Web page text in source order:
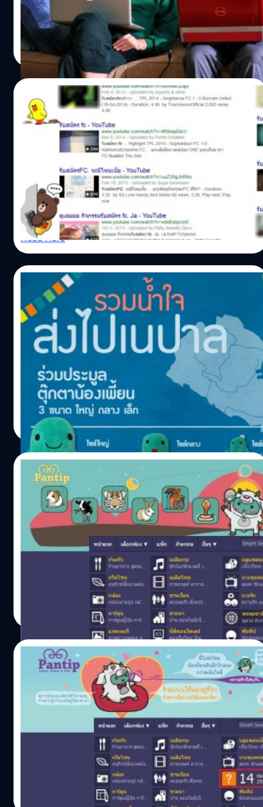
หามรุ่งหามค่ำ ขยันฝึกอบรมจนเอาเรื่องราวสุดกีกไปฝันและ
ละเมอใส่คนข้างๆ ซึ่งคุณ Nanttylove ก็ถามว่าควรแก้ไข
ปัญหาแฟนบ้างานยังไงดี
เอกพล ชูเชิด | 4040 days ago
Read More
08/05/2015
เด็กตรรกะเพี้ยน !! “รับสมัคร FC” ผ่าน
YouTube / Social Media ??
เรียกได้ว่าเป็นเรื่องที่ฮือฮาในเว็บไซต์ Pantip เป็นอย่างยิ่งใน
เรื่องที่มีเด็กตัวเล็ก ๆ อายุไม่เกิน ม.ต้น มาไล่รับสมัคร FC (Fan
Club) ผ่านสื่อ Online อย่าง YouTube หรือ LINE
Totsapon Kritsadangphorn| 4108 days ago
Read More
30/04/2015
Pantip.com ชวนร่วมประมูลตุ๊กตาน้องเพี้ยน
ช่วยผู้ประสบภัยแผ่นดินไหวเนปาล
เว็บไซต์พันทิป.คอม ขอเชิญชาวพันทิปประมูลตุ๊กตาน้องเพี้ยน
ช่วยเหลือผู้ประสบภัยพิบัติแผ่นดินไหวในประเทศเนปาล ราย
ได้ไม่หักค่าใช้จ่ายส่งมอบให้สภากาชาดไทย
เอกพล ชูเชิด| 4116 days ago
Read More
21/03/2015
พันทิปเปิดห้องใหม่ ‘พรหมชาติ’ สนับสนุนให้ใช้
ความเชื่อนำทางชีวิตอย่างมีสติ
พันทิปดอทคอมเปิดห้องสนทนาใหม่ ‘ห้องพรหมชาติ’ ภายใต้
ชื่อตำราโหรโบราณ ที่แยกจากห้องสยามสแควร์และจตุจักร
มุ่งเน้นการอ่านเพื่อความเพลิดเพลิน ผ่านการพูดคุยและแบ่ง
ปันเพื่อสร้างกำลังใจและใช้ชีวิตอย่างมีสติ
| 4157 days ago
14/02/2015
พันทิปเปิดห้องใหม่ ‘บางรัก’ เน้นชีวิตคู่ และ
ความรักทุกวัย
พันทิปดอทคอม เปิดห้องสนทนาใหม่ ที่ไว้พูดคุยเรื่องรักรับวัน
วาเลนไทน์ เดิมมีกระทู้ความรักค่อนข้างมาก แต่ที่ผ่านมายังไม่
ถูกรวบรวมไว้เป็นหมวดหมู่ ‘ห้องบางรัก’ มุ่งเน้นชีวิตคู่และการ
แต่งงาน แง่มุมต่างๆ ของความรักที่ก้าวข้ามข้อจำกัดในเรื่อง
ของวัย ผ่านการพูดคุยและแบ่งปันสู่ชาวพันทิป
Totsapon Kritsadangphorn| 4192 days ago